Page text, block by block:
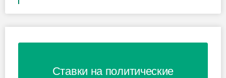
Ставки на политические